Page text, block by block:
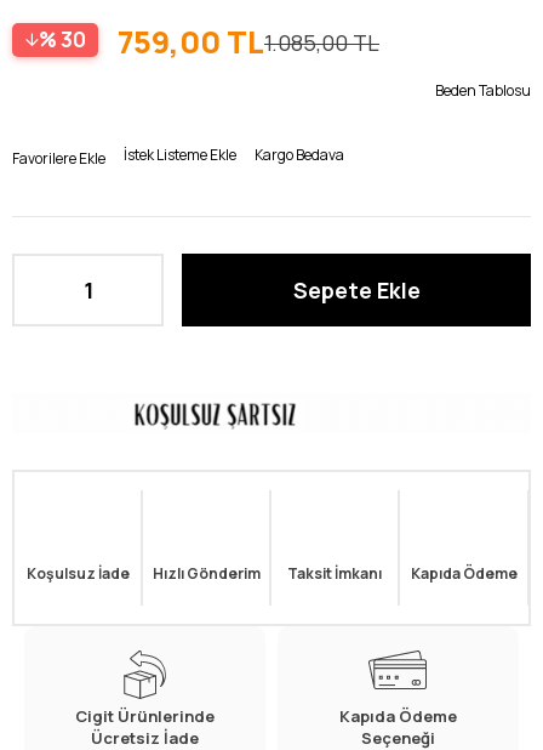
30 1.085,00 TL
759,00 TL
Beden Tablosu
Favorilere Ekle İstek Listeme Ekle Kargo Bedava
Koşulsuz İade Hızlı Gönderim Taksit İmkanı Kapıda Ödeme
Cigit Ürünlerinde
Ücretsiz İade
Kapıda Ödeme
Seçeneği